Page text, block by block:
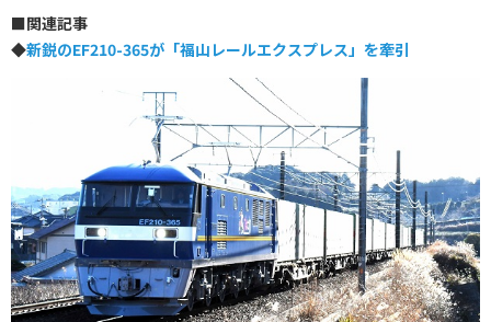
■関連記事
◆新鋭のEF210-365が「福山レールエクスプレス」を牽引